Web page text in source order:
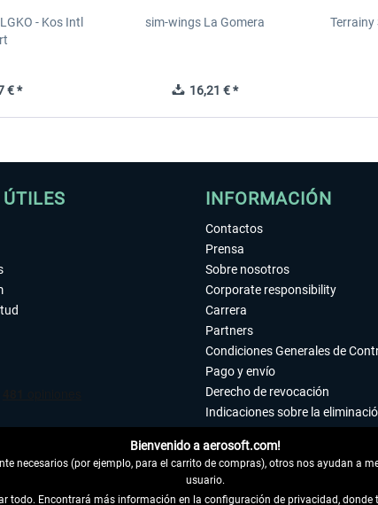
- Kos Intl
€ *
sim-wings La Gomera
16,21 € *
Terrainy
INFORMACIÓN
Contactos
Prensa
Sobre nosotros
Corporate responsibility
Carrera
Partners
Condiciones Generales de
Pago y envío
Derecho de revocación
Indicaciones sobre la
Accesibilidad
Aviso legal
Bienvenido a aerosoft.com!
necesarios (por ejemplo, para el carrito de compras), otros nos ayudan a
usuario.
todo. Encontrará más información en la configuración de privacidad,